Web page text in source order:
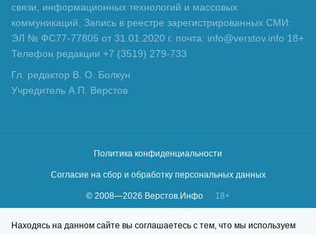
связи, информационных технологий и массовых
коммуникаций. Запись в реестре зарегистрированных СМИ:
ЭЛ № ФС77-77805 от 31.01.2020 г. почта: info@verstov.info 18+
Телефон редакции +7 (3519) 279-733
Гл. редактор В. О. Болкун
Учредитель А.П. Верстов
Политика конфиденциальности
Согласие на сбор и обработку персональных данных
© 2008—2026 Верстов.Инфо
18+
Находясь на данном сайте вы соглашаетесь с тем, что мы используем